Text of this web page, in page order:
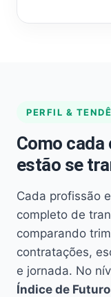
PERFIL &
Como
estão se
Cada profissão
completo de
comparando
contratações,
e jornada. No
Índice de